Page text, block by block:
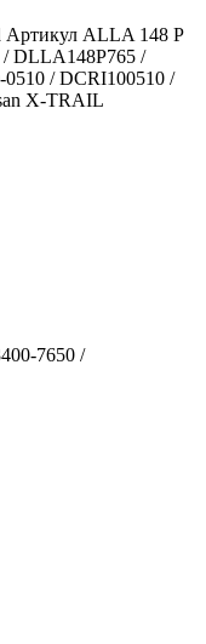
Артикул ALLA 148 P
/ DLLA148P765 /
0510 / DCRI100510 /
X-TRAIL
7650 /